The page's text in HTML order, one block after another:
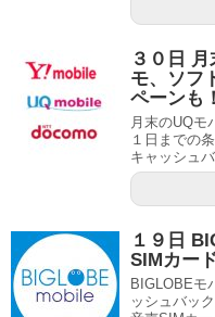
３０日
モ、ソフ
ペーンも！
月末のUQモ
１日までの
キャッシュ
１９日
SIMカー
BIGLOBEモ
ッシュバッ